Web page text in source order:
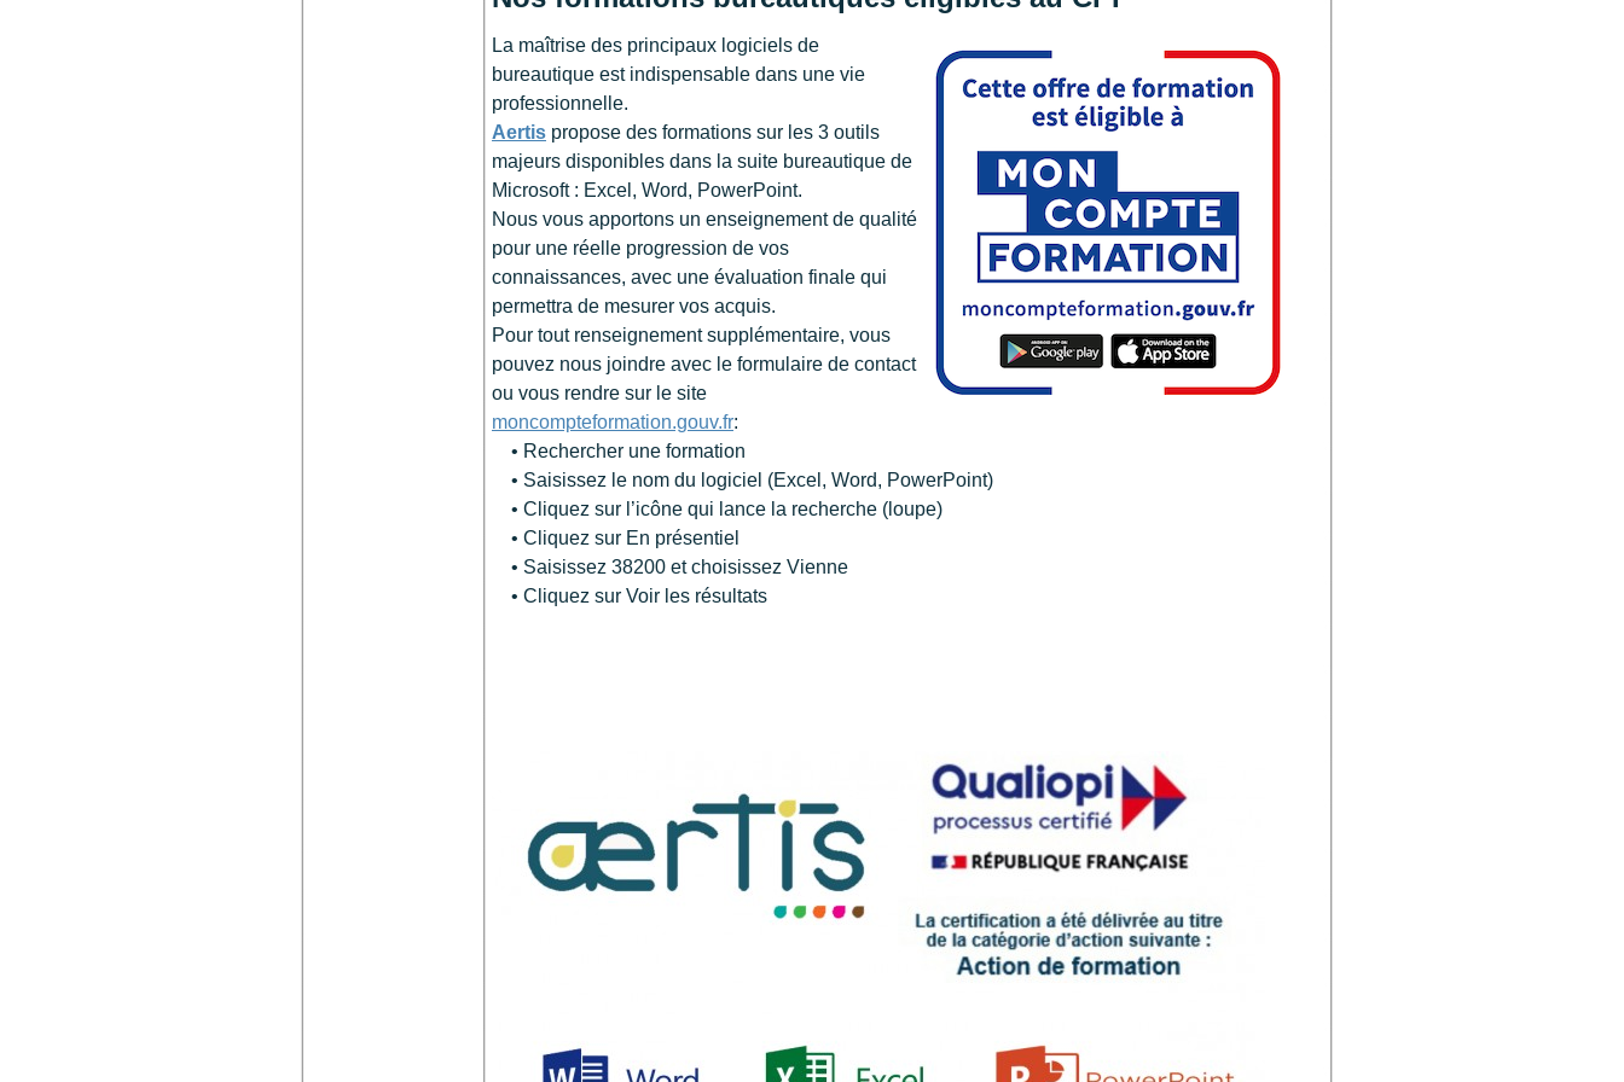
La maîtrise des principaux logiciels de
bureautique est indispensable dans une vie
professionnelle.
Aertis propose des formations sur les 3 outils
majeurs disponibles dans la suite bureautique de
Microsoft : Excel, Word, PowerPoint.
Nous vous apportons un enseignement de qualité
pour une réelle progression de vos
connaissances, avec une évaluation finale qui
permettra de mesurer vos acquis.
Pour tout renseignement supplémentaire, vous
pouvez nous joindre avec le formulaire de contact
ou vous rendre sur le site
moncompteformation.gouv.fr:
• Rechercher une formation
• Saisissez le nom du logiciel (Excel, Word, PowerPoint)
• Cliquez sur l’icône qui lance la recherche (loupe)
• Cliquez sur En présentiel
• Saisissez 38200 et choisissez Vienne
• Cliquez sur Voir les résultats